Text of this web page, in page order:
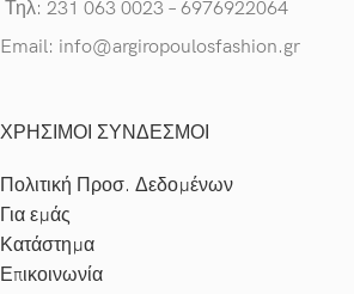
Τηλ: 231 063 0023 – 6976922064
Email: info@argiropoulosfashion.gr
ΧΡΗΣΙΜΟΙ ΣΥΝΔΕΣΜΟΙ
Πολιτική Προσ. Δεδομένων
Για εμάς
Κατάστημα
Επικοινωνία